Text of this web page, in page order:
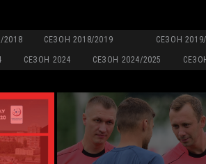
2018 СЕЗОН 2018/2019 СЕЗОН
СЕЗОН 2024 СЕЗОН 2024/2025